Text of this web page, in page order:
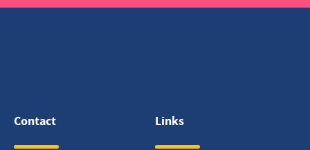
Contact Links